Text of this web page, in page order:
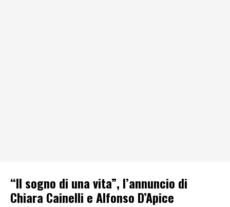
“Il sogno di una vita”, l’annuncio di
Chiara Cainelli e Alfonso D’Apice